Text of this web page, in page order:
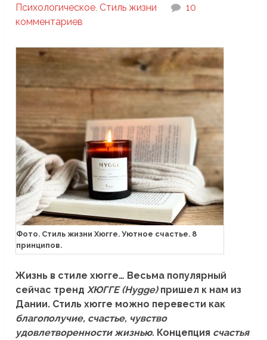
Психологическое, Стиль жизни
10
комментариев
Фото. Стиль жизни Хюгге. Уютное счастье. 8
принципов.
Жизнь в стиле хюгге… Весьма популярный
сейчас тренд ХЮГГЕ (Hygge) пришел к нам из
Дании. Стиль хюгге можно перевести как
благополучие, счастье, чувство
удовлетворенности жизнью. Концепция счастья